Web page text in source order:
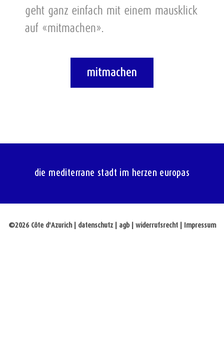
geht ganz einfach mit einem mausklick
auf «mitmachen».
mitmachen
die mediterrane stadt im herzen europas
©2026 Côte d'Azurich| datenschutz| agb | widerrufsrecht | Impressum